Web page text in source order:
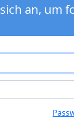
an, um